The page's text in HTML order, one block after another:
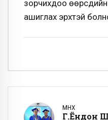
зорчихдоо
ашиглах эрхтэй
ӨМНӨХ
Г.Ёндон